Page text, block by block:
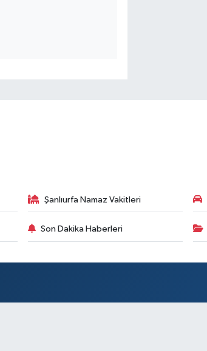
Şanlıurfa Namaz Vakitleri
Son Dakika Haberleri